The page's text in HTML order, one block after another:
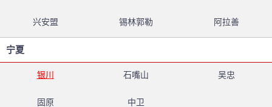
兴安盟 锡林郭勒 阿拉善
宁夏
银川 石嘴山 吴忠
固原 中卫